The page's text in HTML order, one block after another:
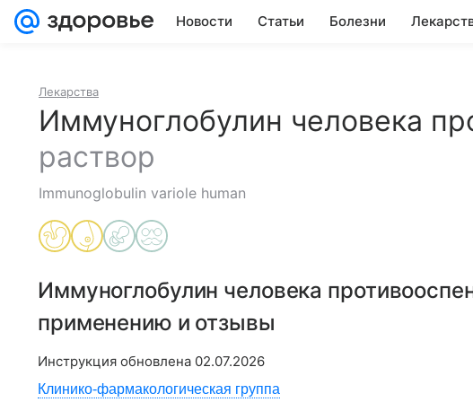
Новости Статьи Болезни
Лекарства
Иммуноглобулин человека
раствор
Immunoglobulin variole human
Иммуноглобулин человека
применению и отзывы
Инструкция обновлена 02.07.2026
Клинико-фармакологическая группа